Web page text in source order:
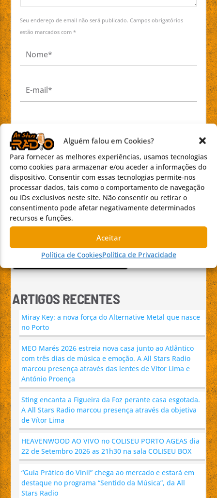
Alguém falou em Cookies?
Para fornecer as melhores experiências, usamos tecnologias
como cookies para armazenar e/ou aceder a informações do
dispositivo. Consentir com essas tecnologias permite-nos
processar dados, tais como o comportamento de navegação
ou IDs exclusivos neste site. Não consentir ou retirar o
consentimento pode afetar negativamente determinados
recursos e funções.
Aceitar
Política de CookiesPolítica de Privacidade
Seu endereço de email não será publicado. Campos obrigatórios
estão marcados com *
navegador para a próxima vez que eu
comentar.
APP ALL STARS RADIO
ARTIGOS RECENTES
Miray Key: a nova força do Alternative Metal que nasce
no Porto
MEO Marés 2026 estreia nova casa junto ao Atlântico
com três dias de música e emoção. A All Stars Radio
marcou presença através das lentes de Vítor Lima e
António Proença
Sting encanta a Figueira da Foz perante casa esgotada.
A All Stars Radio marcou presença através da objetiva
de Vítor Lima
HEAVENWOOD AO VIVO no COLISEU PORTO AGEAS dia
22 de Setembro 2026 as 21h30 na sala COLISEU BOX
“Guia Prático do Vinil” chega ao mercado e estará em
destaque no programa “Sentido da Música”, da All
Stars Radio